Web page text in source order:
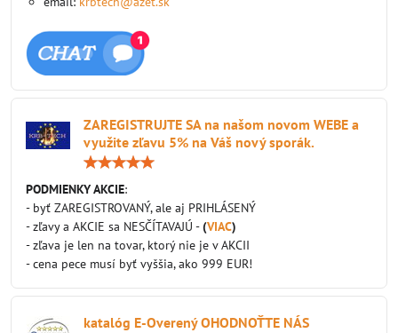
ZAREGISTRUJTE SA na našom novom WEBE a
využite zľavu 5% na Váš nový sporák.
PODMIENKY AKCIE:
- byť ZAREGISTROVANÝ, ale aj PRIHLÁSENÝ
- zľavy a AKCIE sa NESČÍTAVAJÚ -(VIAC)
- zľava je len na tovar, ktorý nie je v AKCII
- cena pece musí byť vyššia, ako 999 EUR!
katalóg E-Overený OHODNOŤTE NÁS